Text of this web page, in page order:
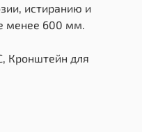
истиранию и
менее 600 мм.
Кронштейн для